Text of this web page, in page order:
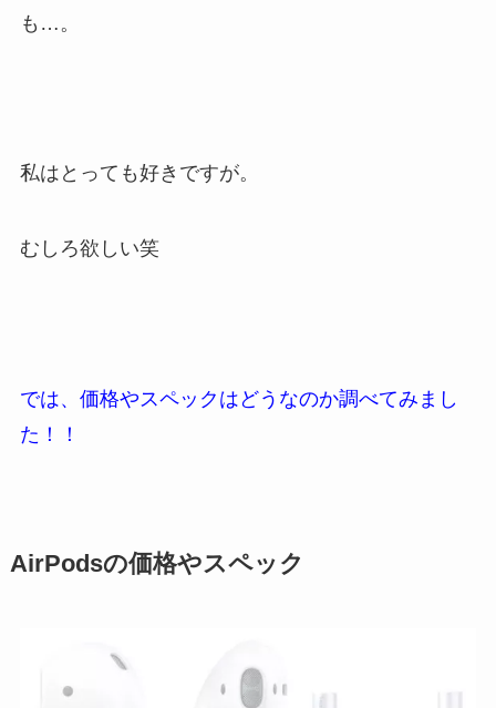
も…。
私はとっても好きですが。
むしろ欲しい笑
では、価格やスペックはどうなのか調べてみまし
た！！
AirPodsの価格やスペック